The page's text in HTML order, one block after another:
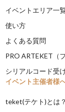
イベントエリア一
使い方
よくある質問
PRO ARTEKET（
シリアルコード受
イベント主催者様
teket(テケト)とは？